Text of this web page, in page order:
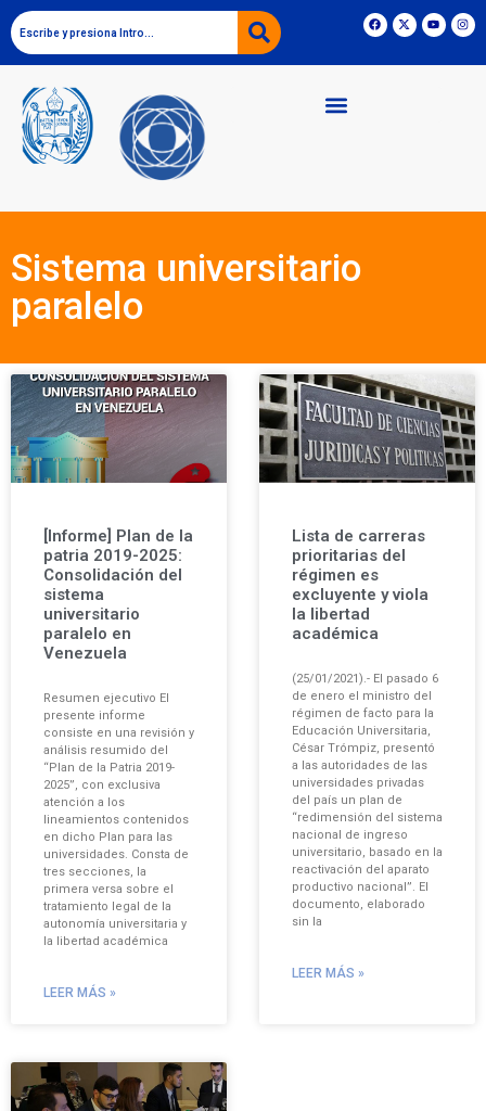
Sistema universitario
paralelo
[Informe] Plan de la
patria 2019-2025:
Consolidación del
sistema
universitario
paralelo en
Venezuela
Resumen ejecutivo El
presente informe
consiste en una revisión y
análisis resumido del
“Plan de la Patria 2019-
2025”, con exclusiva
atención a los
lineamientos contenidos
en dicho Plan para las
universidades. Consta de
tres secciones, la
primera versa sobre el
tratamiento legal de la
autonomía universitaria y
la libertad académica
LEER MÁS »
Lista de carreras
prioritarias del
régimen es
excluyente y viola
la libertad
académica
(25/01/2021).- El pasado 6
de enero el ministro del
régimen de facto para la
Educación Universitaria,
César Trómpiz, presentó
a las autoridades de las
universidades privadas
del país un plan de
“redimensión del sistema
nacional de ingreso
universitario, basado en la
reactivación del aparato
productivo nacional”. El
documento, elaborado
sin la
LEER MÁS »